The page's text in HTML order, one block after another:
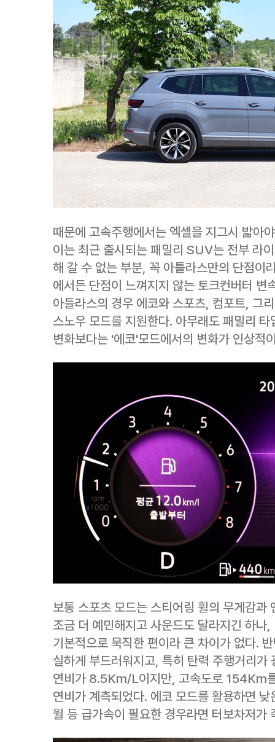
때문에 고속주행에서는 엑셀을 지그시 밟아
이는 최근 출시되는 패밀리 SUV는 전부 라
해 갈 수 없는 부분, 꼭 아틀라스만의 단점이
에서든 단점이 느껴지지 않는 토크컨버터 변
아틀라스의 경우 에코와 스포츠, 컴포트, 그
스노우 모드를 지원한다. 아무래도 패밀리
변화보다는 '에코'모드에서의 변화가 인상적
보통 스포츠 모드는 스티어링 휠의 무게감과
조금 더 예민해지고 사운드도 달라지긴 하나
기본적으로 묵직한 편이라 큰 차이가 없다.
실하게 부드러워지고, 특히 탄력 주행거리가
연비가 8.5Km/L이지만, 고속도로 154Km
연비가 계측되었다. 에코 모드를 활용하면
월 등 급가속이 필요한 경우라면 터보차저가